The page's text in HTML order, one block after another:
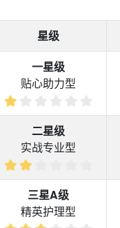
星级
一星级
贴心助力型
二星级
实战专业型
三星A级
精英护理型